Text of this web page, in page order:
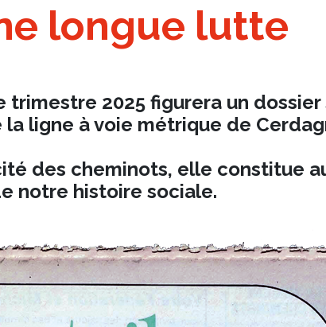
longue lutte
trimestre 2025 figurera un dossier
ligne à voie métrique de
des cheminots, elle constitue
notre histoire sociale.